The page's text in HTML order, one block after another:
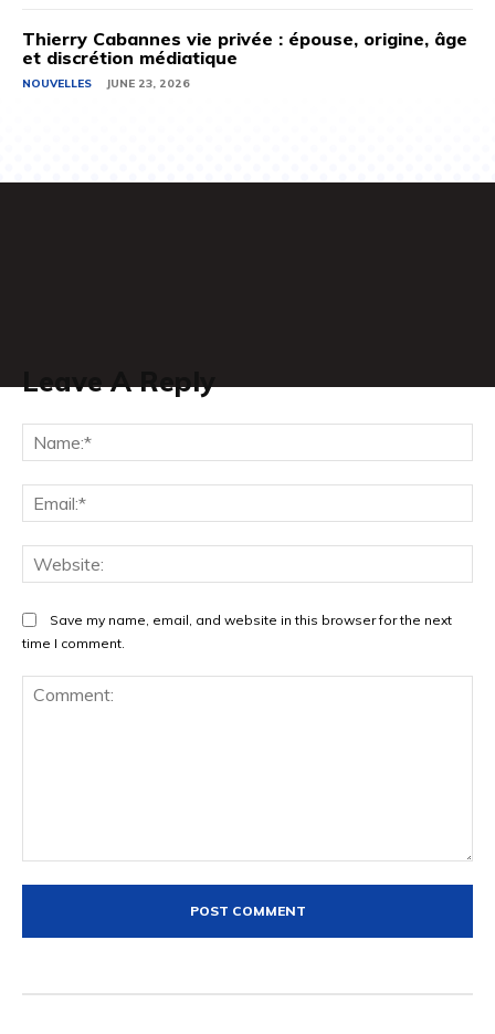
Thierry Cabannes vie privée : épouse, origine, âge
et discrétion médiatique
NOUVELLES JUNE 23, 2026
Leave A Reply
Save my name, email, and website in this browser for the next
time I comment.